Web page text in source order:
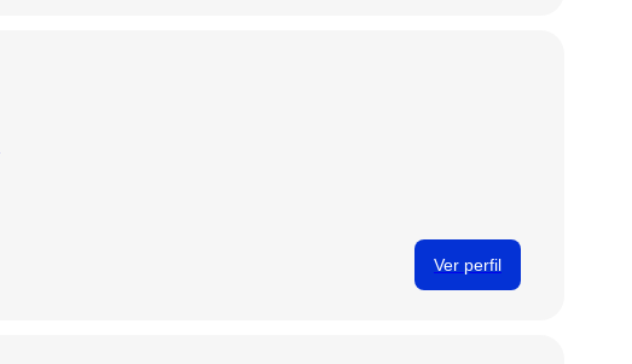
Ver perfil